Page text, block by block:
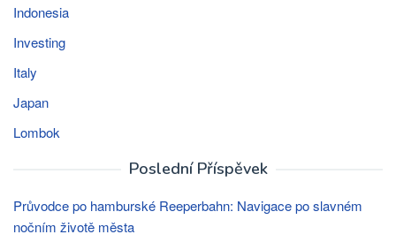
Indonesia
Investing
Italy
Japan
Lombok
Poslední Příspěvek
Průvodce po hamburské Reeperbahn: Navigace po slavném
nočním životě města